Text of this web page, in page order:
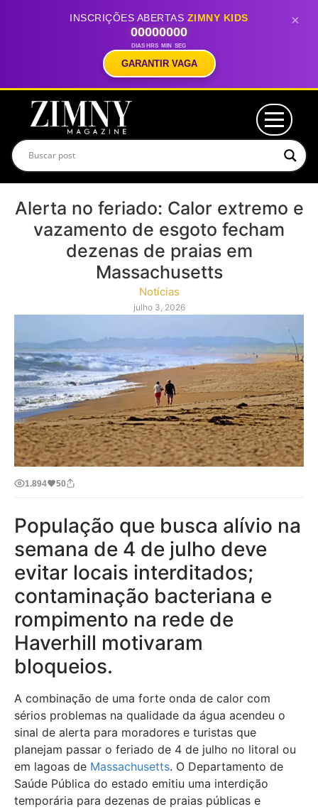
INSCRIÇÕES ABERTAS ZIMNY KIDS
00
DIAS
00
HRS
00
MIN
00
SEG
GARANTIR VAGA
×
Alerta no feriado: Calor extremo e
vazamento de esgoto fecham
dezenas de praias em
Massachusetts
Notícias
julho 3, 2026
1.894 50
População que busca alívio na
semana de 4 de julho deve
evitar locais interditados;
contaminação bacteriana e
rompimento na rede de
Haverhill motivaram
bloqueios.
A combinação de uma forte onda de calor com
sérios problemas na qualidade da água acendeu o
sinal de alerta para moradores e turistas que
planejam passar o feriado de 4 de julho no litoral ou
em lagoas de Massachusetts. O Departamento de
Saúde Pública do estado emitiu uma interdição
temporária para dezenas de praias públicas e